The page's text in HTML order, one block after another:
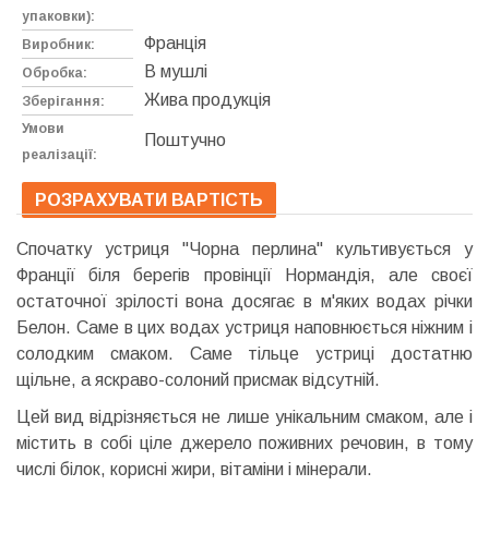
упаковки):
Виробник: Франція
Обробка: В мушлі
Зберігання: Жива продукція
Умови
реалізації:
Поштучно
РОЗРАХУВАТИ ВАРТІСТЬ
Спочатку устриця "Чорна перлина" культивується у
Франції біля берегів провінції Нормандія, але своєї
остаточної зрілості вона досягає в м'яких водах річки
Белон. Саме в цих водах устриця наповнюється ніжним і
солодким смаком. Саме тільце устриці достатню
щільне, а яскраво-солоний присмак відсутній.
Цей вид відрізняється не лише унікальним смаком, але і
містить в собі ціле джерело поживних речовин, в тому
числі білок, корисні жири, вітаміни і мінерали.